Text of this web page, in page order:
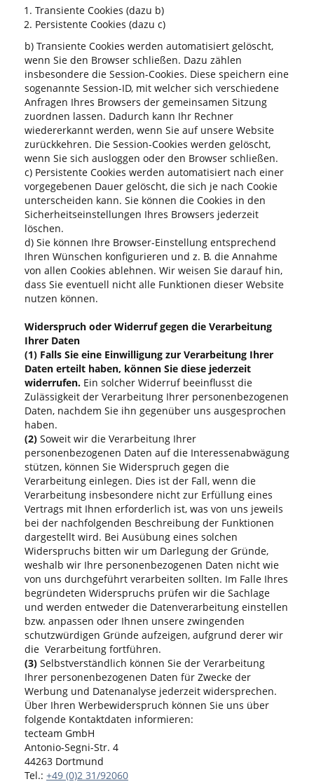
Transiente Cookies (dazu b)
Persistente Cookies (dazu c)
b) Transiente Cookies werden automatisiert gelöscht,
wenn Sie den Browser schließen. Dazu zählen
insbesondere die Session-Cookies. Diese speichern eine
sogenannte Session-ID, mit welcher sich verschiedene
Anfragen Ihres Browsers der gemeinsamen Sitzung
zuordnen lassen. Dadurch kann Ihr Rechner
wiedererkannt werden, wenn Sie auf unsere Website
zurückkehren. Die Session-Cookies werden gelöscht,
wenn Sie sich ausloggen oder den Browser schließen.
c) Persistente Cookies werden automatisiert nach einer
vorgegebenen Dauer gelöscht, die sich je nach Cookie
unterscheiden kann. Sie können die Cookies in den
Sicherheitseinstellungen Ihres Browsers jederzeit
löschen.
d) Sie können Ihre Browser-Einstellung entsprechend
Ihren Wünschen konfigurieren und z. B. die Annahme
von allen Cookies ablehnen. Wir weisen Sie darauf hin,
dass Sie eventuell nicht alle Funktionen dieser Website
nutzen können.
Widerspruch oder Widerruf gegen die Verarbeitung
Ihrer Daten
(1) Falls Sie eine Einwilligung zur Verarbeitung Ihrer
Daten erteilt haben, können Sie diese jederzeit
widerrufen. Ein solcher Widerruf beeinflusst die
Zulässigkeit der Verarbeitung Ihrer personenbezogenen
Daten, nachdem Sie ihn gegenüber uns ausgesprochen
haben.
(2) Soweit wir die Verarbeitung Ihrer
personenbezogenen Daten auf die Interessenabwägung
stützen, können Sie Widerspruch gegen die
Verarbeitung einlegen. Dies ist der Fall, wenn die
Verarbeitung insbesondere nicht zur Erfüllung eines
Vertrags mit Ihnen erforderlich ist, was von uns jeweils
bei der nachfolgenden Beschreibung der Funktionen
dargestellt wird. Bei Ausübung eines solchen
Widerspruchs bitten wir um Darlegung der Gründe,
weshalb wir Ihre personenbezogenen Daten nicht wie
von uns durchgeführt verarbeiten sollten. Im Falle Ihres
begründeten Widerspruchs prüfen wir die Sachlage
und werden entweder die Datenverarbeitung einstellen
bzw. anpassen oder Ihnen unsere zwingenden
schutzwürdigen Gründe aufzeigen, aufgrund derer wir
die Verarbeitung fortführen.
(3) Selbstverständlich können Sie der Verarbeitung
Ihrer personenbezogenen Daten für Zwecke der
Werbung und Datenanalyse jederzeit widersprechen.
Über Ihren Werbewiderspruch können Sie uns über
folgende Kontaktdaten informieren:
tecteam GmbH
Antonio-Segni-Str. 4
44263 Dortmund
Tel.: +49 (0)2 31/92060